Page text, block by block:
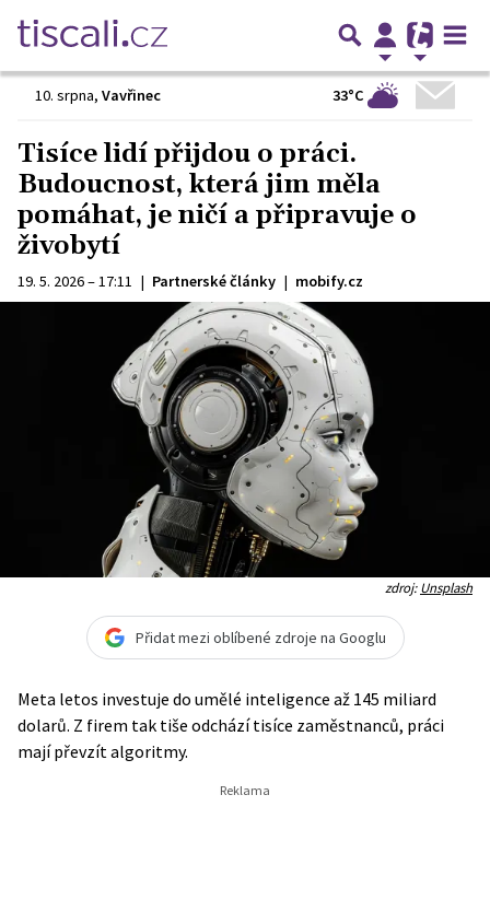
10. srpna, Vavřinec 33°C
Tisíce lidí přijdou o práci.
Budoucnost, která jim měla
pomáhat, je ničí a připravuje o
živobytí
19. 5. 2026 – 17:11 | Partnerské články | mobify.cz
zdroj:Unsplash
Přidat mezi oblíbené zdroje na Googlu
Meta letos investuje do umělé inteligence až 145 miliard
dolarů. Z firem tak tiše odchází tisíce zaměstnanců, práci
mají převzít algoritmy.